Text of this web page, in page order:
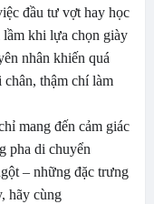
đầu tư vợt hay học
khi lựa chọn giày
nhân khiến quá
thậm chí làm
mang đến cảm giác
pha di chuyển
– những đặc trưng
hãy cùng